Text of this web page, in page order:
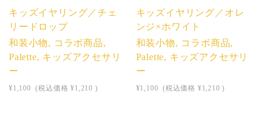
キッズイヤリング／チェ
リードロップ
和装小物, コラボ商品,
Palette, キッズアクセサリ
ー
¥1,100 (税込価格 ¥1,210 )
キッズイヤリング／オレ
ンジ×ホワイト
和装小物, コラボ商品,
Palette, キッズアクセサリ
ー
¥1,100 (税込価格 ¥1,210 )